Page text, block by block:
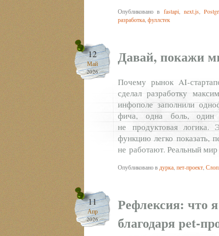
Опубликовано в fastapi, next.js,
разработка фуллстек
12
Май
2026
Давай, покажи
Почему рынок
сделал разработку
инфополе заполнили
фича, одна боль,
не продуктовая
функцию легко показать,
не работают. Реальный
Опубликовано в дурка пет-проект Слоп
11
Апр
2026
Рефлексия: что
благодаря pet-